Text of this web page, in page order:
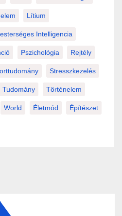
Lítium
Intelligencia
Pszichológia Rejtély
Stresszkezelés
Tudomány Történelem
World Életmód Építészet